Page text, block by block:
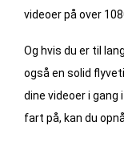
videoer på over
Og hvis du er til
også en solid
dine videoer i gang
fart på, kan du